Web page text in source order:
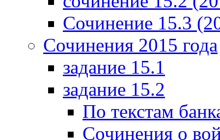
Сочинение 15.3
Сочинения 2015 года
задание 15.1
задание 15.2
По текстам
Сочинения о